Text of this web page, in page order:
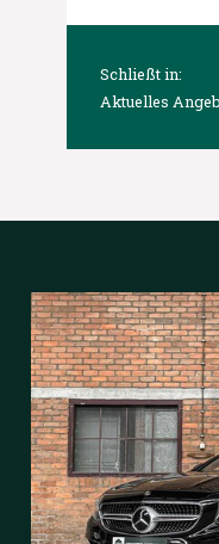
Schließt in:
Aktuelles